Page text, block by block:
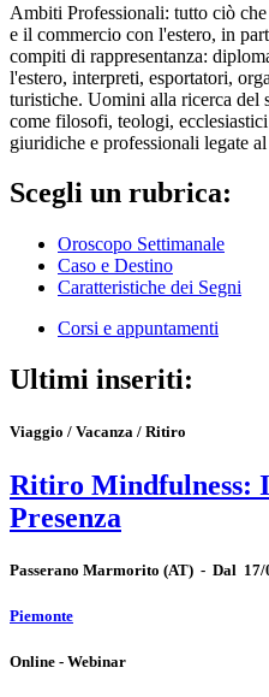
Ambiti Professionali: tutto ciò
e il commercio con l'estero, in
compiti di rappresentanza:
l'estero, interpreti, esportatori,
turistiche. Uomini alla ricerca del
come filosofi, teologi,
giuridiche e professionali legate
Scegli un rubrica:
Oroscopo Settimanale
Caso e Destino
Caratteristiche dei Segni
Corsi e appuntamenti
Ultimi inseriti:
Viaggio / Vacanza / Ritiro
Ritiro Mindfulness:
Presenza
Passerano Marmorito (AT) - Dal 17/
Piemonte
Online - Webinar